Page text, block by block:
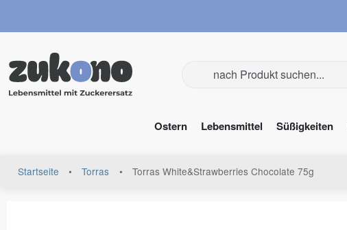
Ostern Lebensmittel Süßigkeiten
Startseite • Torras • Torras White&Strawberries Chocolate 75g